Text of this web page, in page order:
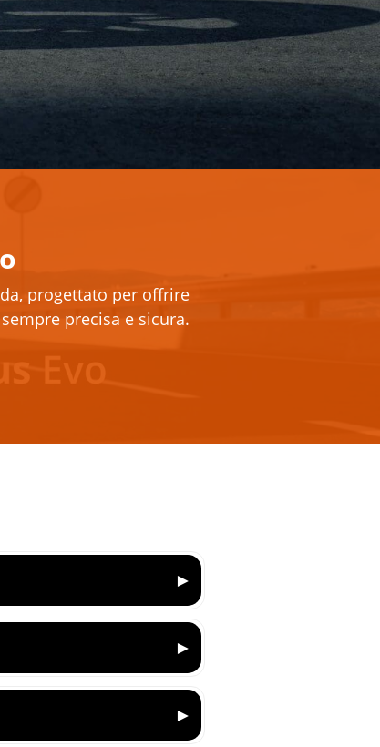
progettato per offrire
precisa e sicura.